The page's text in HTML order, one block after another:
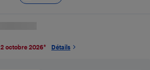
2 octobre 2026* Détails